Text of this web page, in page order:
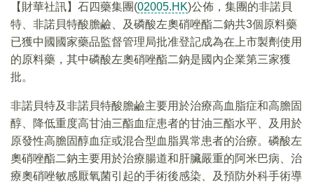
【財華社訊】石四藥集團(02005.HK)公佈，集團的非諾貝
特、非諾貝特酸膽鹼、及磷酸左奧硝唑酯二鈉共3個原料藥
已獲中國國家藥品監督管理局批准登記成為在上市製劑使用
的原料藥，其中磷酸左奧硝唑酯二鈉是國內企業第三家獲
批。
非諾貝特及非諾貝特酸膽鹼主要用於治療高血脂症和高膽固
醇、降低重度高甘油三酯血症患者的甘油三酯水平、及用於
原發性高膽固醇血症或混合型血脂異常患者的治療。磷酸左
奧硝唑酯二鈉主要用於治療腸道和肝臟嚴重的阿米巴病、治
療奧硝唑敏感厭氧菌引起的手術後感染、及預防外科手術導